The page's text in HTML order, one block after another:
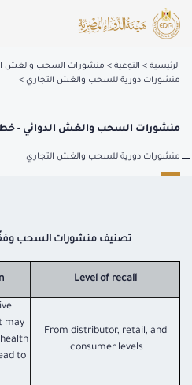
الرئيسية التوعية
منشورات السحب والغش
منشورات دورية للسحب والغش التجاري
منشورات السحب والغش الدوائي -
منشورات دورية للسحب والغش التجاري
تصنيف منشورات السحب وفقًا
Level of recall
From distributor, retail, and
consumer levels.
may
to